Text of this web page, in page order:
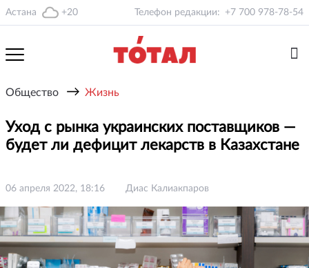
Астана +20 Телефон редакции: +7 700 978-78-54
Общество → Жизнь
Уход с рынка украинских поставщиков —
будет ли дефицит лекарств в Казахстане
06 апреля 2022, 18:16 Диас Калиакпаров